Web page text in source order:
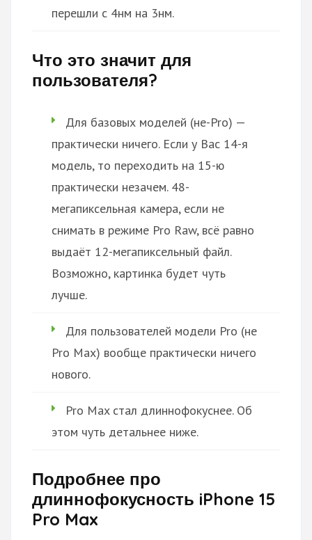
перешли с 4нм на 3нм.
Что это значит для
пользователя?
Для базовых моделей (не-Pro) —
практически ничего. Если у Вас 14-я
модель, то переходить на 15-ю
практически незачем. 48-
мегапиксельная камера, если не
снимать в режиме Pro Raw, всё равно
выдаёт 12-мегапиксельный файл.
Возможно, картинка будет чуть
лучше.
Для пользователей модели Pro (не
Pro Max) вообще практически ничего
нового.
Pro Max стал длиннофокуснее. Об
этом чуть детальнее ниже.
Подробнее про
длиннофокусность iPhone 15
Pro Max